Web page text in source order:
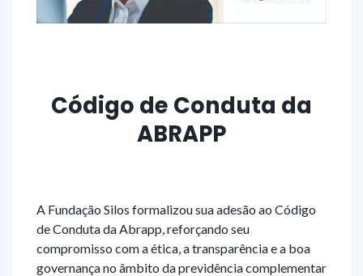
Código de Conduta da
ABRAPP
A Fundação Silos formalizou sua adesão ao Código
de Conduta da Abrapp, reforçando seu
compromisso com a ética, a transparência e a boa
governança no âmbito da previdência complementar